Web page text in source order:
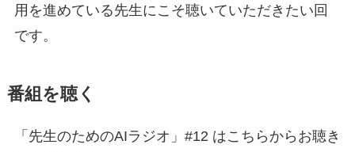
用を進めている先生にこそ聴いていただきたい回
です。
番組を聴く
「先生のためのAIラジオ」#12 はこちらからお聴き